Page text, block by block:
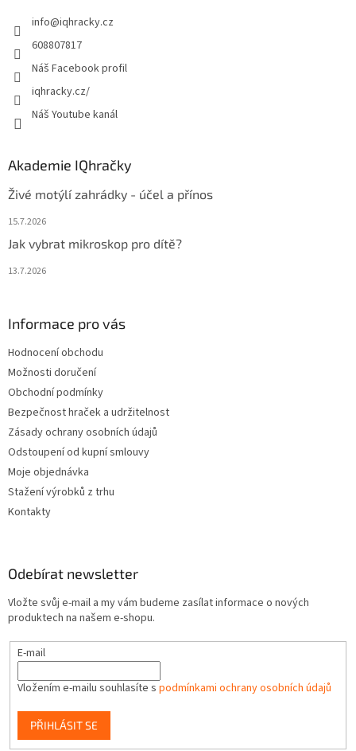
info@iqhracky.cz
608807817
Náš Facebook profil
iqhracky.cz/
Náš Youtube kanál
Akademie IQhračky
Živé motýlí zahrádky - účel a přínos
15.7.2026
Jak vybrat mikroskop pro dítě?
13.7.2026
Informace pro vás
Hodnocení obchodu
Možnosti doručení
Obchodní podmínky
Bezpečnost hraček a udržitelnost
Zásady ochrany osobních údajů
Odstoupení od kupní smlouvy
Moje objednávka
Stažení výrobků z trhu
Kontakty
Odebírat newsletter
Vložte svůj e-mail a my vám budeme zasílat informace o nových
produktech na našem e-shopu.
E-mail
Vložením e-mailu souhlasíte s podmínkami ochrany osobních údajů
PŘIHLÁSIT SE